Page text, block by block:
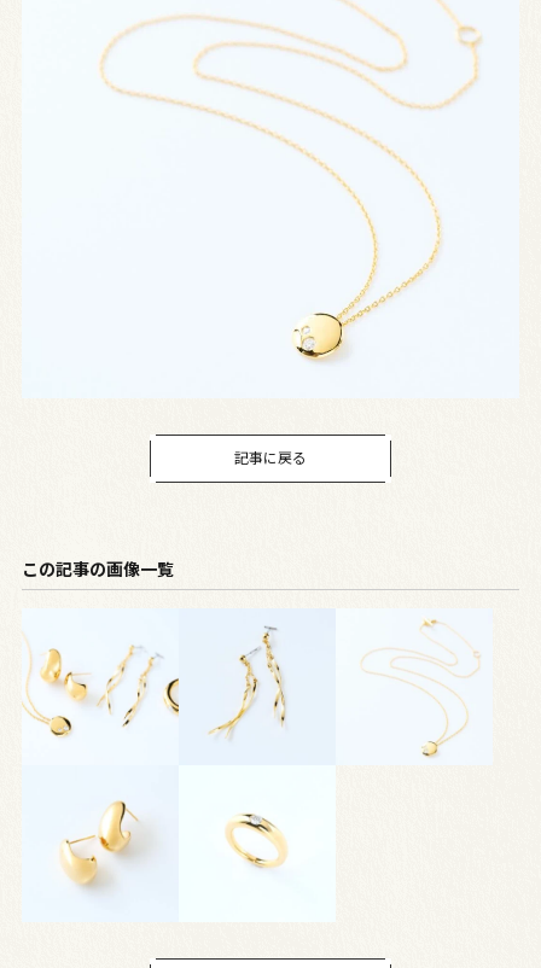
記事に戻る
この記事の画像一覧